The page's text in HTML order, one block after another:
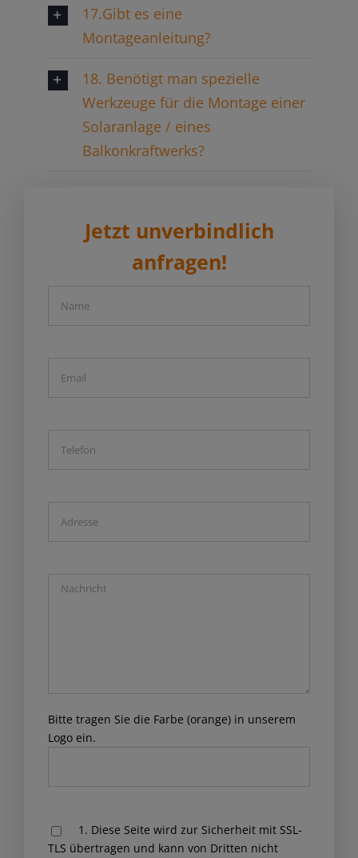
17.Gibt es eine
Montageanleitung?
18. Benötigt man spezielle
Werkzeuge für die Montage einer
Solaranlage / eines
Balkonkraftwerks?
Jetzt unverbindlich
anfragen!
Bitte tragen Sie die Farbe (orange) in unserem
Logo ein.
leave
this
1. Diese Seite wird zur Sicherheit mit SSL-
TLS übertragen und kann von Dritten nicht